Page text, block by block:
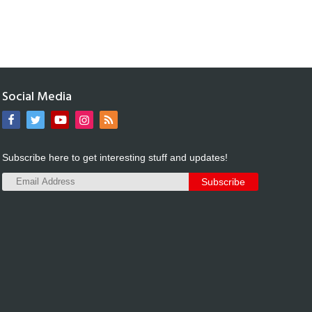
Social Media
Subscribe here to get interesting stuff and updates!